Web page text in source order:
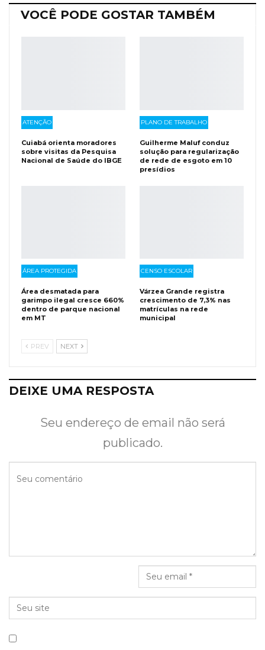
VOCÊ PODE GOSTAR TAMBÉM
ATENÇÃO
Cuiabá orienta moradores
sobre visitas da Pesquisa
Nacional de Saúde do IBGE
PLANO DE TRABALHO
Guilherme Maluf conduz
solução para regularização
de rede de esgoto em 10
presídios
ÁREA PROTEGIDA
Área desmatada para
garimpo ilegal cresce 660%
dentro de parque nacional
em MT
CENSO ESCOLAR
Várzea Grande registra
crescimento de 7,3% nas
matrículas na rede
municipal
PREV NEXT
DEIXE UMA RESPOSTA
Seu endereço de email não será
publicado.